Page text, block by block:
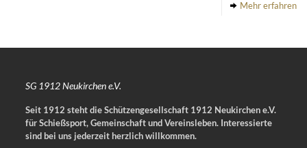
Mehr erfahren
SG 1912 Neukirchen e.V.
Seit 1912 steht die Schützengesellschaft 1912 Neukirchen e.V.
für Schießsport, Gemeinschaft und Vereinsleben. Interessierte
sind bei uns jederzeit herzlich willkommen.